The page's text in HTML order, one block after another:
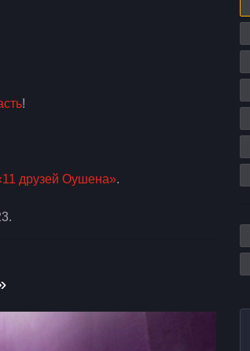
!
друзей Оушена».